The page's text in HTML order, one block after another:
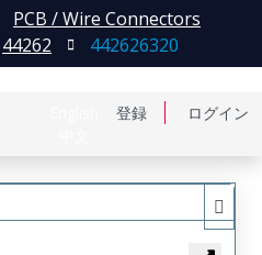
登録 ログイン
PCB / Wire Connectors
44262 442626320